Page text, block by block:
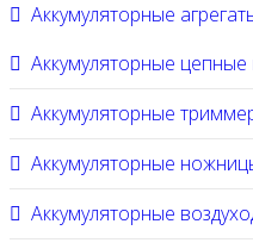
Аккумуляторные
Аккумуляторные цепные
Аккумуляторные
Аккумуляторные
Аккумуляторные